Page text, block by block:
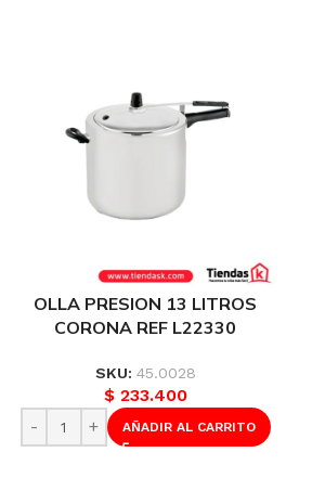
OLLA PRESION 13 LITROS
CORONA REF L22330
SKU: 45.0028
$233.400
AÑADIR AL CARRITO